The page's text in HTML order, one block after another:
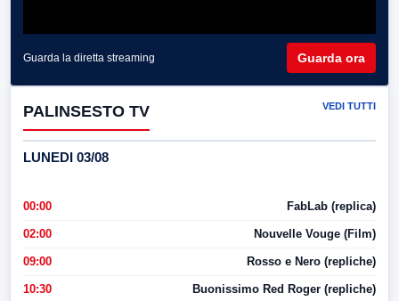
Guarda la diretta streaming Guarda ora
PALINSESTO TV VEDI TUTTI
LUNEDI 03/08
00:00 FabLab (replica)
02:00 Nouvelle Vouge (Film)
09:00 Rosso e Nero (repliche)
10:30 Buonissimo Red Roger (repliche)